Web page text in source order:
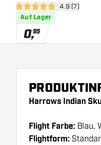
4.9 Bewertungssterne
4.9 (7)
Auf Lager
0,95
Harrows Indian
Flight Farbe: Blau,
Flightform: